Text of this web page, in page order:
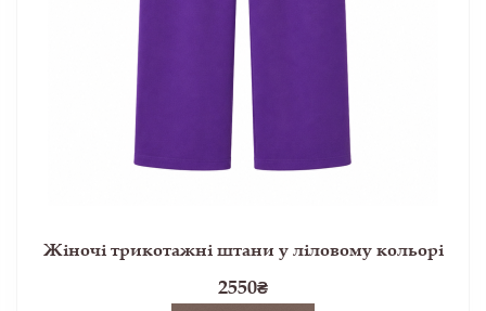
Жіночі трикотажні штани у ліловому кольорі
2550₴